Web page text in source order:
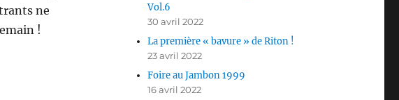
ne
!
Vol.6
30 avril 2022
La première « bavure » de Riton !
23 avril 2022
Foire au Jambon 1999
16 avril 2022